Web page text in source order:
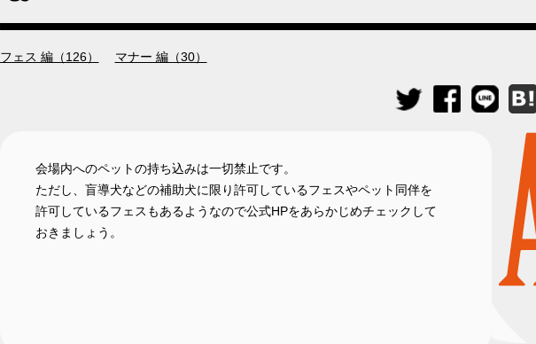
意外と知られていない豆知識まで、
フェス 編（126） マナー 編（30）
会場内へのペットの持ち込みは一切禁止です。
ただし、盲導犬などの補助犬に限り許可しているフェスやペット同伴を
許可しているフェスもあるようなので公式HPをあらかじめチェックして
おきましょう。